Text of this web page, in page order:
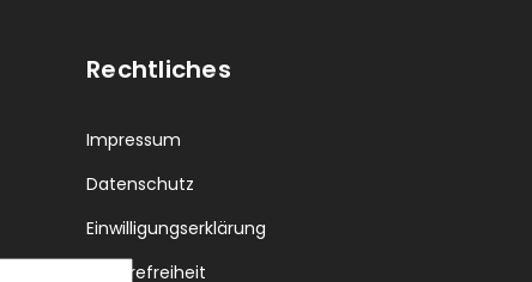
Rechtliches
Impressum
Datenschutz
Einwilligungserklärung
Barrerefreiheit